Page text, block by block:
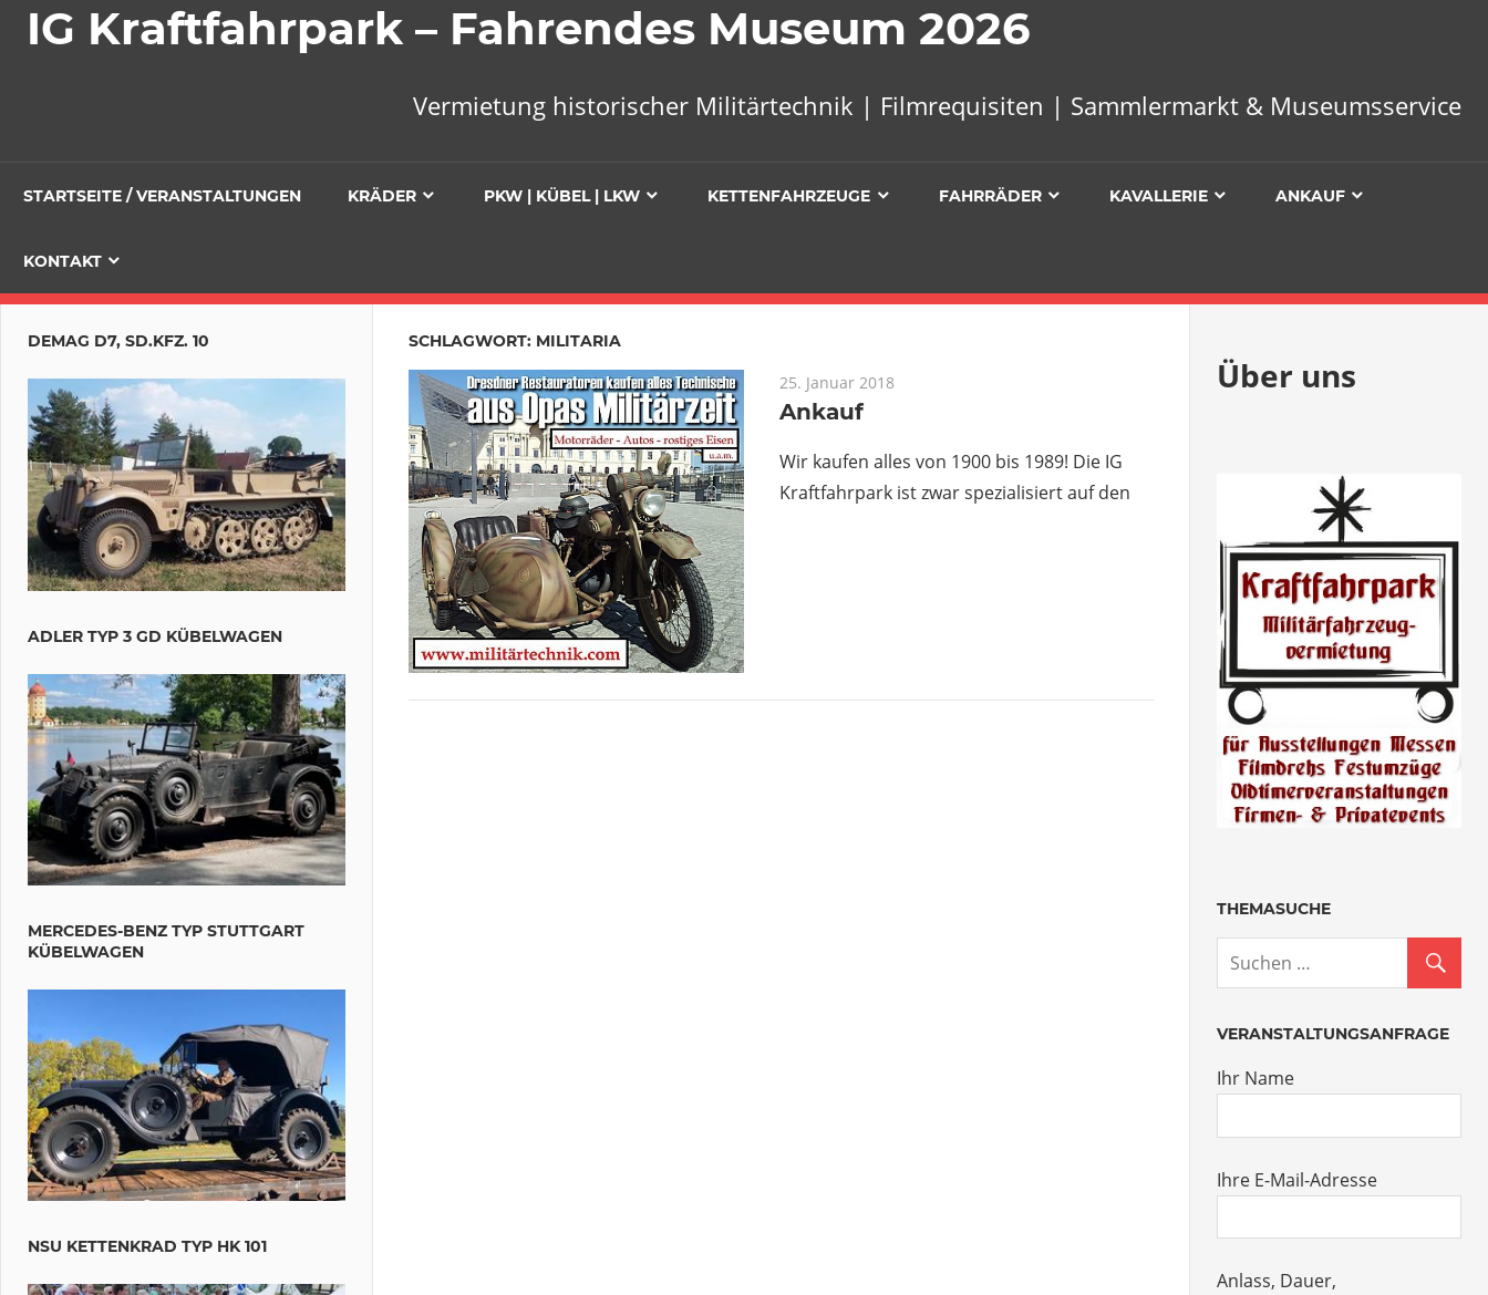
IG Kraftfahrpark – Fahrendes Museum 2026
Vermietung historischer Militärtechnik | Filmrequisiten | Sammlermarkt & Museumsservice
STARTSEITE / VERANSTALTUNGEN KRÄDER PKW | KÜBEL | LKW KETTENFAHRZEUGE FAHRRÄDER KAVALLERIE ANKAUF
KONTAKT
SCHLAGWORT: MILITARIA
25. Januar 2018
Ankauf
Wir kaufen alles von 1900 bis 1989! Die IG
Kraftfahrpark ist zwar spezialisiert auf den
DEMAG D7, SD.KFZ. 10
ADLER TYP 3 GD KÜBELWAGEN
MERCEDES-BENZ TYP STUTTGART
KÜBELWAGEN
NSU KETTENKRAD TYP HK 101
Über uns
THEMASUCHE
VERANSTALTUNGSANFRAGE
Ihr Name
Ihre E-Mail-Adresse
Anlass, Dauer,